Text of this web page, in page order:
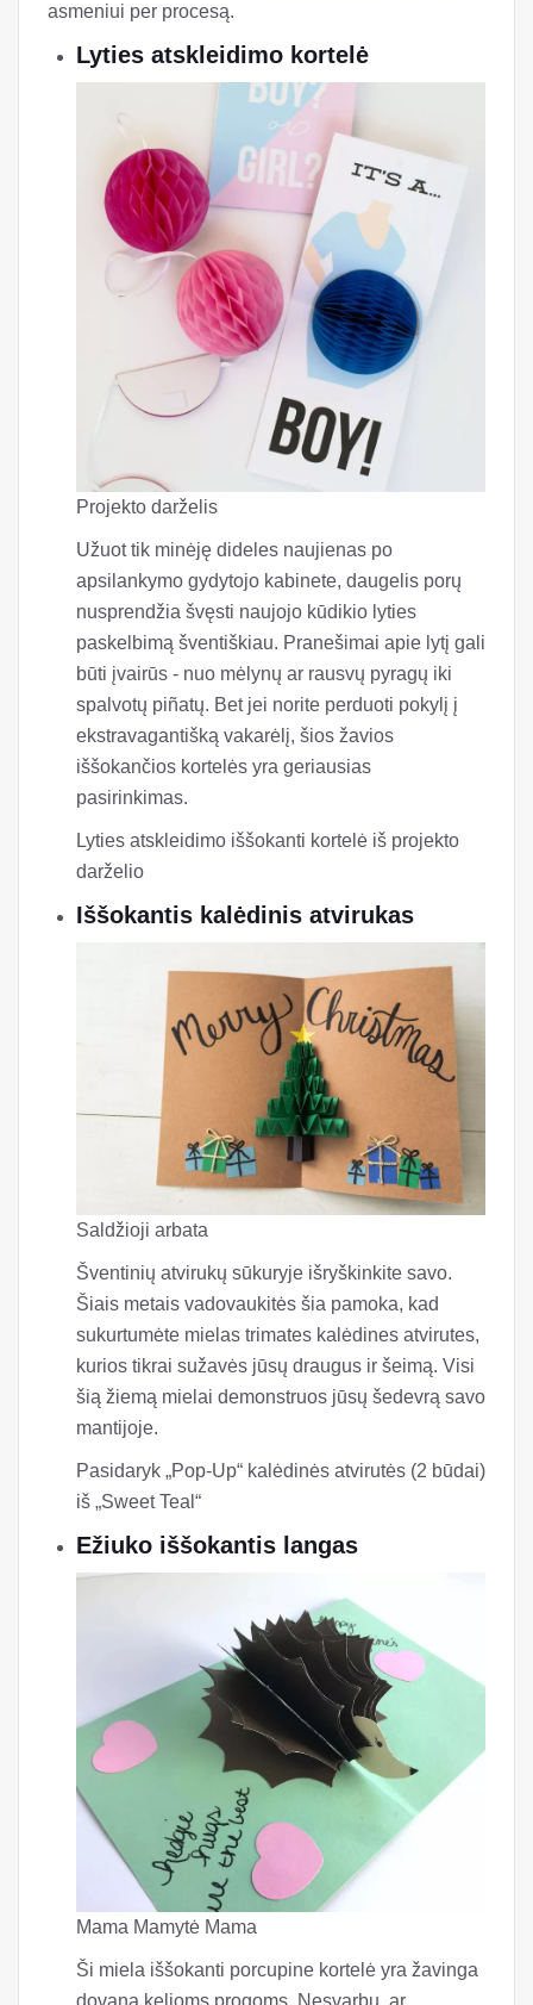
asmeniui per procesą.
Lyties atskleidimo kortelė
Projekto darželis
Užuot tik minėję dideles naujienas po
apsilankymo gydytojo kabinete, daugelis porų
nusprendžia švęsti naujojo kūdikio lyties
paskelbimą šventiškiau. Pranešimai apie lytį gali
būti įvairūs - nuo mėlynų ar rausvų pyragų iki
spalvotų piñatų. Bet jei norite perduoti pokylį į
ekstravagantišką vakarėlį, šios žavios
iššokančios kortelės yra geriausias
pasirinkimas.
Lyties atskleidimo iššokanti kortelė iš projekto
darželio
Iššokantis kalėdinis atvirukas
Saldžioji arbata
Šventinių atvirukų sūkuryje išryškinkite savo.
Šiais metais vadovaukitės šia pamoka, kad
sukurtumėte mielas trimates kalėdines atvirutes,
kurios tikrai sužavės jūsų draugus ir šeimą. Visi
šią žiemą mielai demonstruos jūsų šedevrą savo
mantijoje.
Pasidaryk „Pop-Up“ kalėdinės atvirutės (2 būdai)
iš „Sweet Teal“
Ežiuko iššokantis langas
Mama Mamytė Mama
Ši miela iššokanti porcupine kortelė yra žavinga